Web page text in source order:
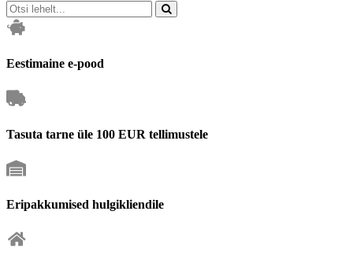
Eestimaine e-pood
Tasuta tarne üle 100 EUR tellimustele
Eripakkumised hulgikliendile